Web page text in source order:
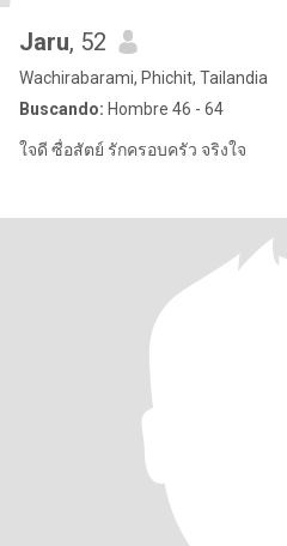
Jaru, 52
Wachirabarami, Phichit, Tailandia
Buscando: Hombre 46 - 64
ใจดี ซื่อสัตย์ รักครอบครัว จริงใจ